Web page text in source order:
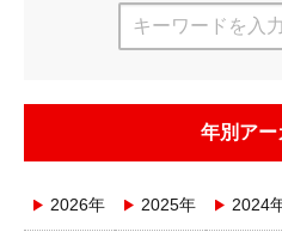
年別アー
2026年 2025年 2024